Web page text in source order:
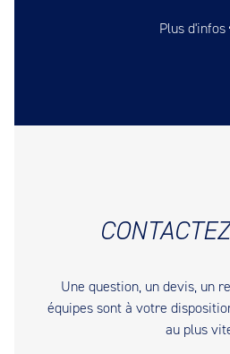
Plus d'infos
Une question, un devis, un
équipes sont à votre
au plus